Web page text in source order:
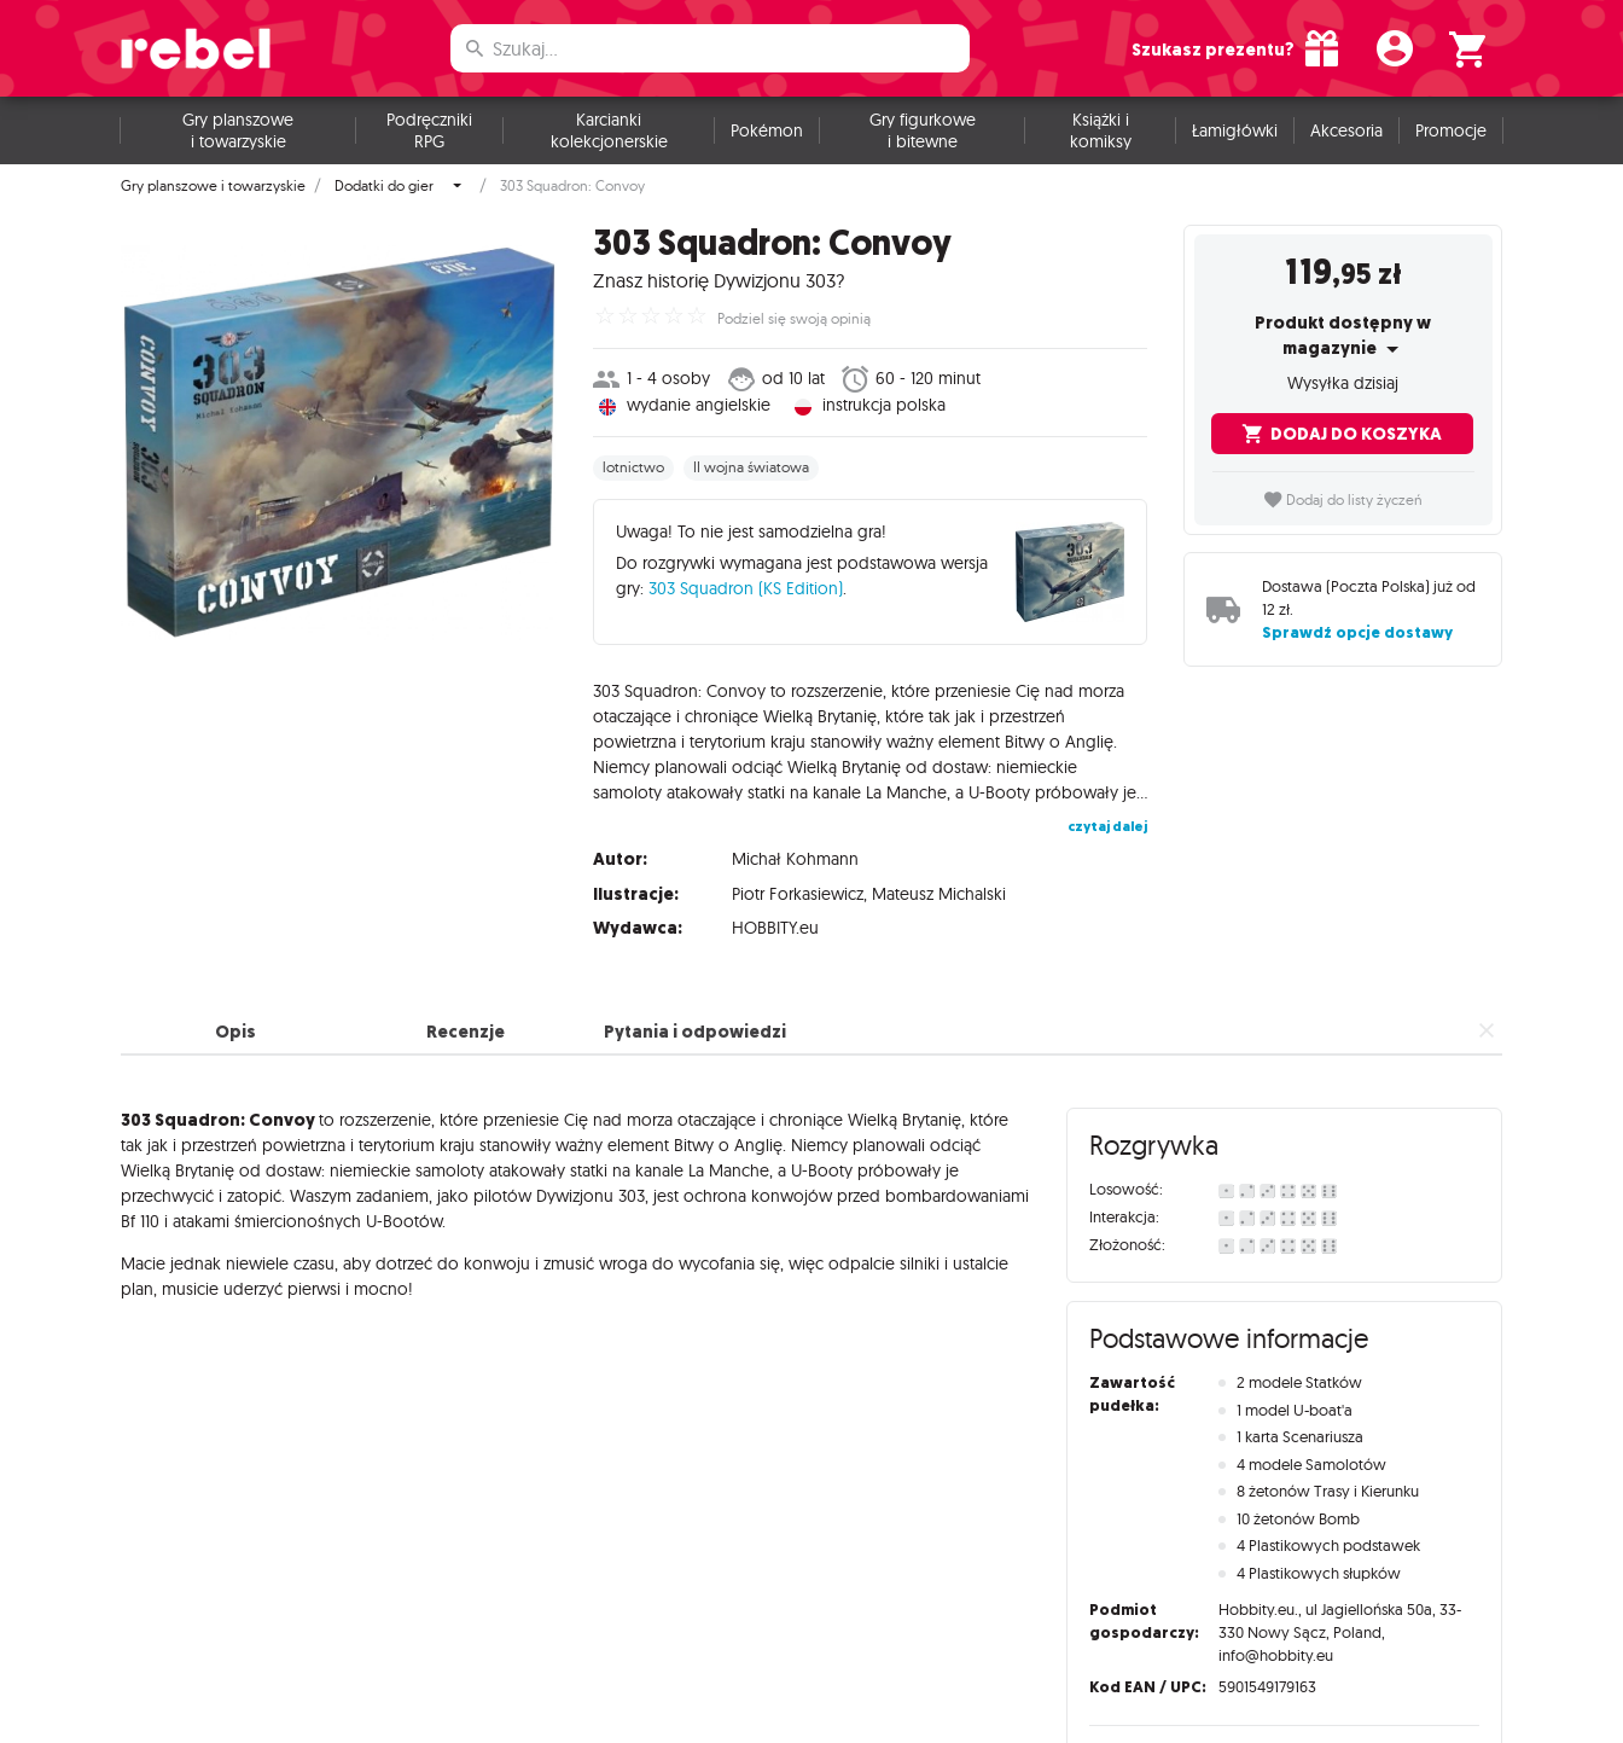
Szukasz prezentu?
Gry planszowe
i towarzyskie
Podręczniki
RPG
Karcianki
kolekcjonerskie
Pokémon
Gry figurkowe
i bitewne
Książki i
komiksy
Łamigłówki Akcesoria Promocje
Gry planszowe i towarzyskie Dodatki do gier 303 Squadron: Convoy
303 Squadron: Convoy
Znasz historię Dywizjonu 303?
Podziel się swoją opinią
1 - 4 osoby od 10 lat
60 - 120 minut
wydanie angielskie
instrukcja polska
lotnictwo II wojna światowa
Uwaga! To nie jest samodzielna gra!
Do rozgrywki wymagana jest podstawowa wersja
gry:303 Squadron (KS Edition).
303 Squadron: Convoy to rozszerzenie, które przeniesie Cię nad morza
otaczające i chroniące Wielką Brytanię, które tak jak i przestrzeń
powietrzna i terytorium kraju stanowiły ważny element Bitwy o Anglię.
Niemcy planowali odciąć Wielką Brytanię od dostaw: niemieckie
samoloty atakowały statki na kanale La Manche, a U-Booty próbowały je przechwycić i zatopić. Waszym zadaniem, jako pilotów Dywizjonu 303, jest ochrona konwojów przed bombardowaniami Bf 110 i atakami śmiercionośnych U-Bootów. Macie jednak niewiele czasu, aby dotrzeć do konwoju i zmusić wroga do wycofania się, więc odpalcie silniki i ustalcie plan, musicie uderzyć pierwsi i mocno!
czytaj dalej
Autor: Michał Kohmann
Ilustracje: Piotr Forkasiewicz, Mateusz Michalski
Wydawca: HOBBITY.eu
119,95 zł
Produkt dostępny w
magazynie
Wysyłka dzisiaj
DODAJ DO KOSZYKA
Dodaj do listy życzeń
Dostawa (Poczta Polska) już od
12 zł.
Sprawdź opcje dostawy
Opis Recenzje Pytania i odpowiedzi
Opis
303 Squadron: Convoyto rozszerzenie, które przeniesie Cię nad morza otaczające i chroniące Wielką Brytanię, które
tak jak i przestrzeń powietrzna i terytorium kraju stanowiły ważny element Bitwy o Anglię. Niemcy planowali odciąć
Wielką Brytanię od dostaw: niemieckie samoloty atakowały statki na kanale La Manche, a U-Booty próbowały je
przechwycić i zatopić. Waszym zadaniem, jako pilotów Dywizjonu 303, jest ochrona konwojów przed bombardowaniami
Bf 110 i atakami śmiercionośnych U-Bootów.
Macie jednak niewiele czasu, aby dotrzeć do konwoju i zmusić wroga do wycofania się, więc odpalcie silniki i ustalcie
plan, musicie uderzyć pierwsi i mocno!
Rozgrywka
Losowość:
Interakcja:
Złożoność:
Podstawowe informacje
Zawartość
pudełka:
2 modele Statków
1 model U-boat'a
1 karta Scenariusza
4 modele Samolotów
8 żetonów Trasy i Kierunku
10 żetonów Bomb
4 Plastikowych podstawek
4 Plastikowych słupków
Podmiot
gospodarczy:
Hobbity.eu., ul Jagiellońska 50a, 33-
330 Nowy Sącz, Poland,
info@hobbity.eu
Kod EAN / UPC: 5901549179163